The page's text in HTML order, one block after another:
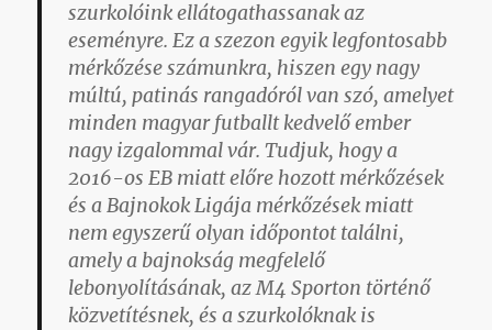
szurkolóink ellátogathassanak az
eseményre. Ez a szezon egyik legfontosabb
mérkőzése számunkra, hiszen egy nagy
múltú, patinás rangadóról van szó, amelyet
minden magyar futballt kedvelő ember
nagy izgalommal vár. Tudjuk, hogy a
2016-os EB miatt előre hozott mérkőzések
és a Bajnokok Ligája mérkőzések miatt
nem egyszerű olyan időpontot találni,
amely a bajnokság megfelelő
lebonyolításának, az M4 Sporton történő
közvetítésnek, és a szurkolóknak is